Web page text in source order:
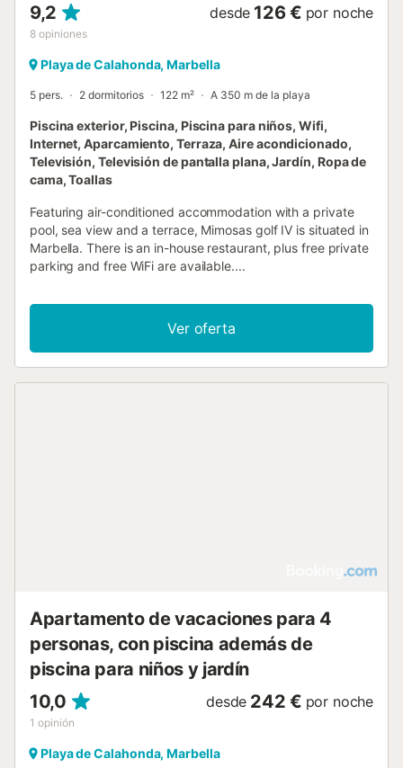
9,2
8 opiniones
desde 126 € por noche
Playa de Calahonda, Marbella
5 pers. 2 dormitorios 122 m² A 350 m de la playa
Piscina exterior, Piscina, Piscina para niños, Wifi,
Internet, Aparcamiento, Terraza, Aire acondicionado,
Televisión, Televisión de pantalla plana, Jardín, Ropa de
cama, Toallas
Featuring air-conditioned accommodation with a private
pool, sea view and a terrace, Mimosas golf IV is situated in
Marbella. There is an in-house restaurant, plus free private
parking and free WiFi are available....
Ver oferta
Apartamento de vacaciones para 4
personas, con piscina además de
piscina para niños y jardín
10,0
1 opinión
desde 242 € por noche
Playa de Calahonda, Marbella